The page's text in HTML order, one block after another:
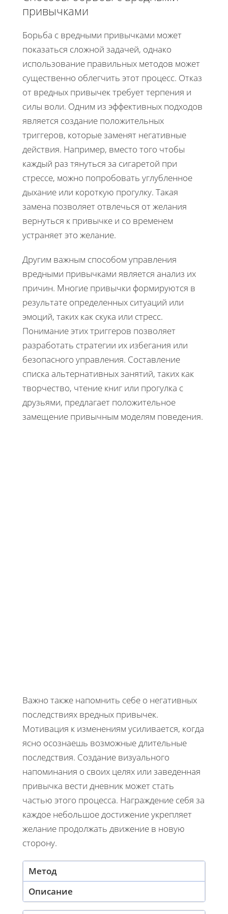
привычками
Борьба с вредными привычками может
показаться сложной задачей, однако
использование правильных методов может
существенно облегчить этот процесс. Отказ
от вредных привычек требует терпения и
силы воли. Одним из эффективных подходов
является создание положительных
триггеров, которые заменят негативные
действия. Например, вместо того чтобы
каждый раз тянуться за сигаретой при
стрессе, можно попробовать углубленное
дыхание или короткую прогулку. Такая
замена позволяет отвлечься от желания
вернуться к привычке и со временем
устраняет это желание.
Другим важным способом управления
вредными привычками является анализ их
причин. Многие привычки формируются в
результате определенных ситуаций или
эмоций, таких как скука или стресс.
Понимание этих триггеров позволяет
разработать стратегии их избегания или
безопасного управления. Составление
списка альтернативных занятий, таких как
творчество, чтение книг или прогулка с
друзьями, предлагает положительное
замещение привычным моделям поведения.
Важно также напомнить себе о негативных
последствиях вредных привычек.
Мотивация к изменениям усиливается, когда
ясно осознаешь возможные длительные
последствия. Создание визуального
напоминания о своих целях или заведенная
привычка вести дневник может стать
частью этого процесса. Награждение себя за
каждое небольшое достижение укрепляет
желание продолжать движение в новую
сторону.
Метод
Описание